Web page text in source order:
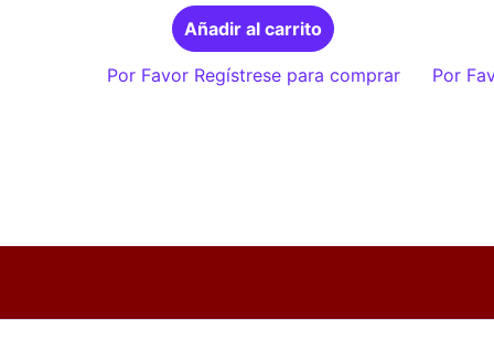
Añadir al carrito
Por Favor Regístrese para comprar Por